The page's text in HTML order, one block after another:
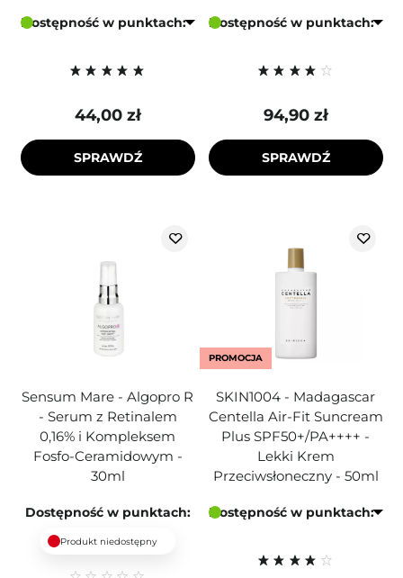
Dostępność w punktach:
44,00 zł
SPRAWDŹ
Dostępność w punktach:
94,90 zł
SPRAWDŹ
Sensum Mare - Algopro R
- Serum z Retinalem
0,16% i Kompleksem
Fosfo-Ceramidowym -
30ml
Dostępność w punktach:
Produkt niedostępny
PROMOCJA
SKIN1004 - Madagascar
Centella Air-Fit Suncream
Plus SPF50+/PA++++ -
Lekki Krem
Przeciwsłoneczny - 50ml
Dostępność w punktach: